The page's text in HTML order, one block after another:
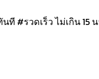
#รวดเร็ว ไม่เกิน 15